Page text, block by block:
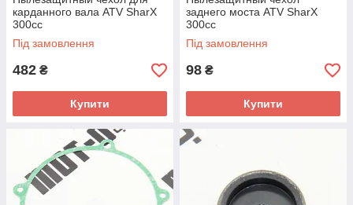
карданного вала ATV SharX
300сс
Під замовлення
482 ₴
Купити
заднего моста ATV SharX
300сс
Під замовлення
98 ₴
Купити